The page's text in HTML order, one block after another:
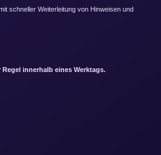
schneller Weiterleitung von Hinweisen und
innerhalb eines Werktags.